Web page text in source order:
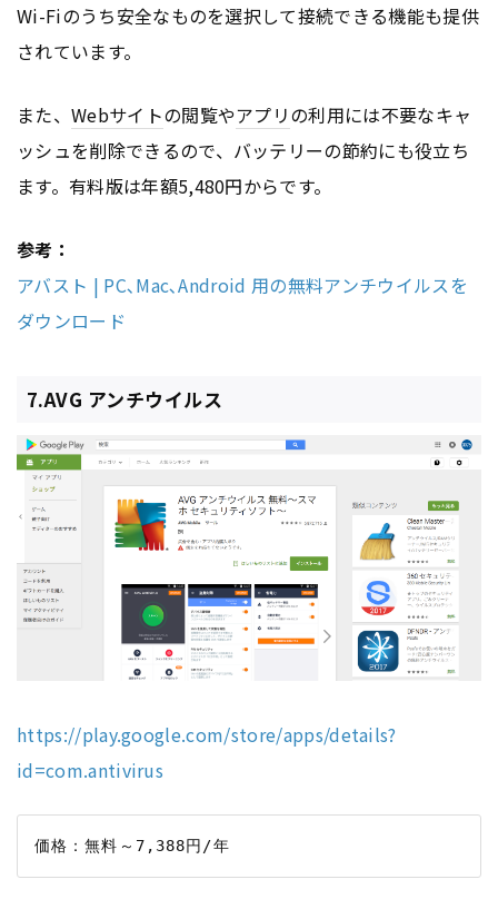
Wi-Fiのうち安全なものを選択して接続できる機能も提供
されています。
また、 Webサイトの閲覧やアプリの利用には不要なキャ
ッシュを削除できるので、バッテリーの節約にも役立ち
ます。有料版は年額5,480円からです。
参考：
アバスト | PC､Mac､Android 用の無料アンチウイルスを
ダウンロード
7.AVG アンチウイルス
https://play.google.com/store/apps/details?
id=com.antivirus